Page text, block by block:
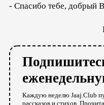
- Спасибо тебе, добрый
Каждую неделю Jaaj.Club
рассказов и стихов.